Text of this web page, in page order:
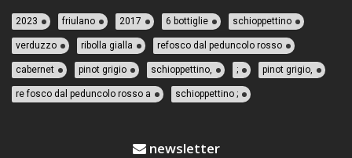
2023 friulano 2017 6 bottiglie schioppettino
verduzzo ribolla gialla refosco dal peduncolo rosso
cabernet pinot grigio schioppettino, ; pinot grigio,
re fosco dal peduncolo rosso a schioppettino ;
newsletter